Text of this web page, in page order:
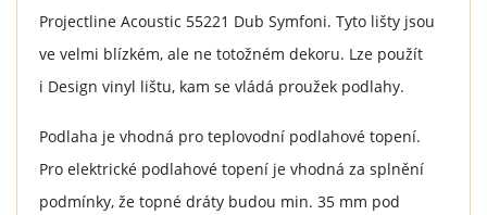
Projectline Acoustic 55221 Dub Symfoni. Tyto lišty jsou
ve velmi blízkém, ale ne totožném dekoru. Lze použít
i Design vinyl lištu, kam se vládá proužek podlahy.
Podlaha je vhodná pro teplovodní podlahové topení.
Pro elektrické podlahové topení je vhodná za splnění
podmínky, že topné dráty budou min. 35 mm pod